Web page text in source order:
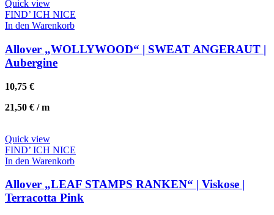
Quick view
FIND’ ICH NICE
In den Warenkorb
Allover „WOLLYWOOD“ | SWEAT ANGERAUT |
Aubergine
10,75 €
21,50 € /m
Quick view
FIND’ ICH NICE
In den Warenkorb
Allover „LEAF STAMPS RANKEN“ | Viskose |
Terracotta Pink